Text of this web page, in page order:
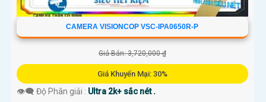
CAMERA VISIONCOP VSC-IPA0650R-P
Giá Bán: 3,720,000 ₫
Giá Khuyến Mại: 30%
👁️‍🗨 Độ Phân giải : Ultra 2k+ sắc nét .